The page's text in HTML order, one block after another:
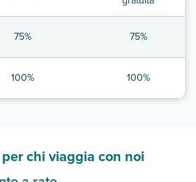
75% 75%
100% 100%
chi viaggia con noi